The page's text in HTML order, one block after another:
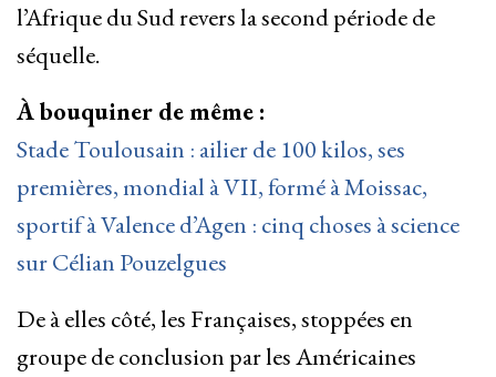
l’Afrique du Sud revers la second période de
séquelle.
À bouquiner de même :
Stade Toulousain : ailier de 100 kilos, ses
premières, mondial à VII, formé à Moissac,
sportif à Valence d’Agen : cinq choses à science
sur Célian Pouzelgues
De à elles côté, les Françaises, stoppées en
groupe de conclusion par les Américaines